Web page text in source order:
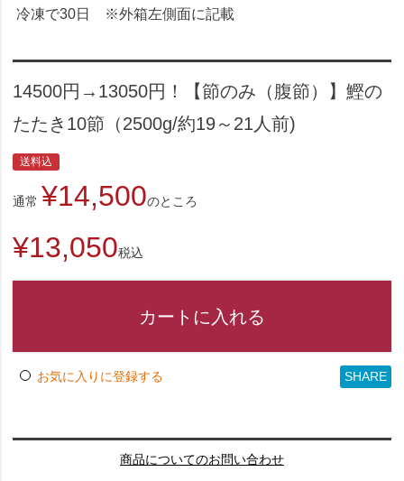
冷凍で30日 ※外箱左側面に記載
14500円→13050円！【節のみ（腹節）】鰹の
たたき10節（2500g/約19～21人前)
送料込
通常 ¥14,500のところ
¥13,050税込
カートに入れる
お気に入りに登録する SHARE
商品についてのお問い合わせ